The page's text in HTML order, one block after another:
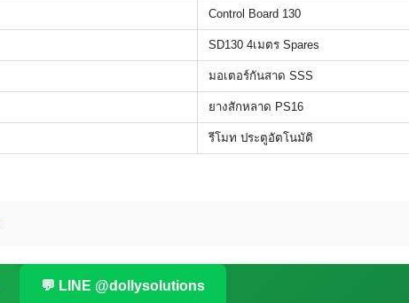
Control Board 130
SD130 4เมตร Spares
มอเตอร์กันสาด SSS
ยางสักหลาด PS16
รีโมท ประตูอัตโนมัติ
💬 LINE @dollysolutions